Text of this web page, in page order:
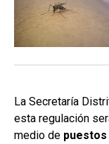
La Secretaría
esta regulación
medio de